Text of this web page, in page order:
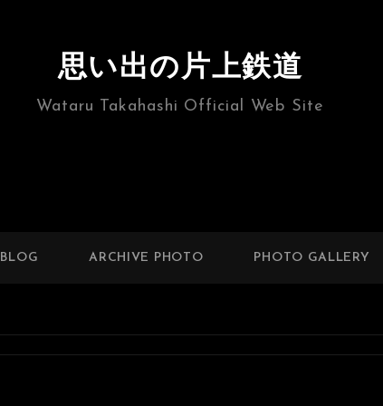
思い出の片上鉄道
Wataru Takahashi Official Web Site
BLOG ARCHIVE PHOTO PHOTO GALLERY